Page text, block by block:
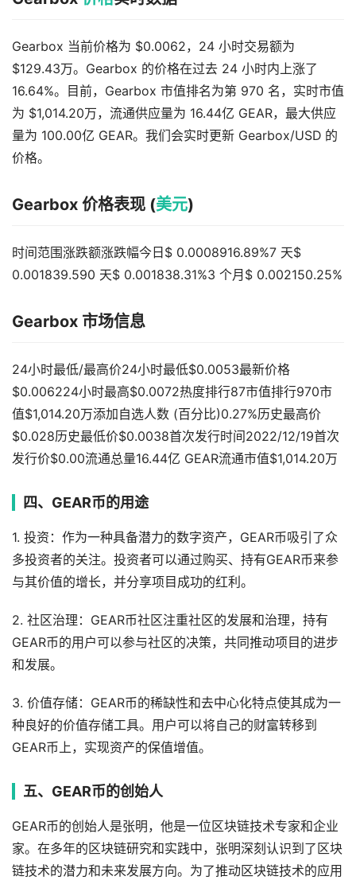
Gearbox 当前价格为 $0.0062，24 小时交易额为
$129.43万。Gearbox 的价格在过去 24 小时内上涨了
16.64%。目前，Gearbox 市值排名为第 970 名，实时市值
为 $1,014.20万，流通供应量为 16.44亿 GEAR，最大供应
量为 100.00亿 GEAR。我们会实时更新 Gearbox/USD 的
价格。
Gearbox 价格表现 (美元)
时间范围涨跌额涨跌幅今日$ 0.0008916.89%7 天$
0.001839.590 天$ 0.001838.31%3 个月$ 0.002150.25%
Gearbox 市场信息
24小时最低/最高价24小时最低$0.0053最新价格
$0.006224小时最高$0.0072热度排行87市值排行970市
值$1,014.20万添加自选人数 (百分比)0.27%历史最高价
$0.028历史最低价$0.0038首次发行时间2022/12/19首次
发行价$0.00流通总量16.44亿 GEAR流通市值$1,014.20万
四、GEAR币的用途
1. 投资：作为一种具备潜力的数字资产，GEAR币吸引了众
多投资者的关注。投资者可以通过购买、持有GEAR币来参
与其价值的增长，并分享项目成功的红利。
2. 社区治理：GEAR币社区注重社区的发展和治理，持有
GEAR币的用户可以参与社区的决策，共同推动项目的进步
和发展。
3. 价值存储：GEAR币的稀缺性和去中心化特点使其成为一
种良好的价值存储工具。用户可以将自己的财富转移到
GEAR币上，实现资产的保值增值。
五、GEAR币的创始人
GEAR币的创始人是张明，他是一位区块链技术专家和企业
家。在多年的区块链研究和实践中，张明深刻认识到了区块
链技术的潜力和未来发展方向。为了推动区块链技术的应用